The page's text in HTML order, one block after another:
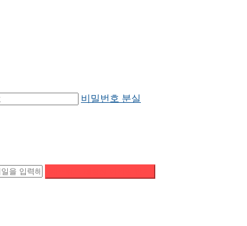
비밀번호 분실